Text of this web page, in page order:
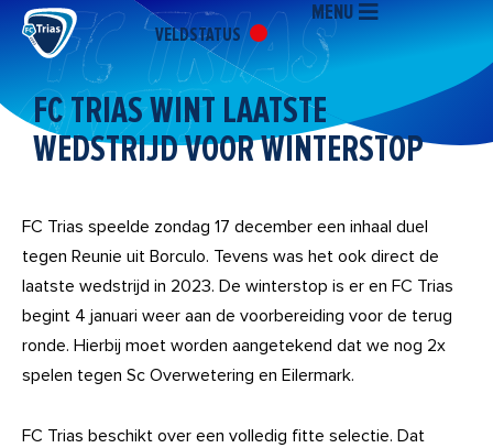
naar
inhoud
VELDSTATUS
MENU
FC TRIAS WINT LAATSTE
WEDSTRIJD VOOR WINTERSTOP
FC Trias speelde zondag 17 december een inhaal duel
tegen Reunie uit Borculo. Tevens was het ook direct de
laatste wedstrijd in 2023. De winterstop is er en FC Trias
begint 4 januari weer aan de voorbereiding voor de terug
ronde. Hierbij moet worden aangetekend dat we nog 2x
spelen tegen Sc Overwetering en Eilermark.
FC Trias beschikt over een volledig fitte selectie. Dat